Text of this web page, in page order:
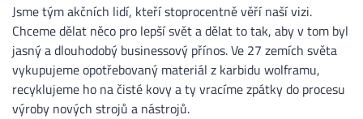
Jsme tým akčních lidí, kteří stoprocentně věří naší vizi.
Chceme dělat něco pro lepší svět a dělat to tak, aby v tom byl
jasný a dlouhodobý businessový přínos. Ve 27 zemích světa
vykupujeme opotřebovaný materiál z karbidu wolframu,
recyklujeme ho na čisté kovy a ty vracíme zpátky do procesu
výroby nových strojů a nástrojů.